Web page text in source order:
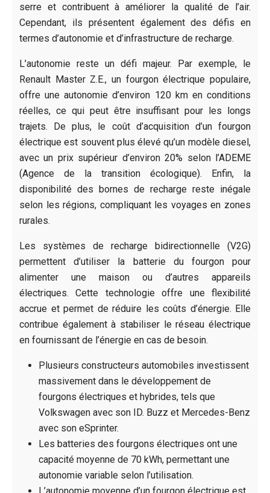
serre et contribuent à améliorer la qualité de l’air.
Cependant, ils présentent également des défis en
termes d’autonomie et d’infrastructure de recharge.
L’autonomie reste un défi majeur. Par exemple, le
Renault Master Z.E., un fourgon électrique populaire,
offre une autonomie d’environ 120 km en conditions
réelles, ce qui peut être insuffisant pour les longs
trajets. De plus, le coût d’acquisition d’un fourgon
électrique est souvent plus élevé qu’un modèle diesel,
avec un prix supérieur d’environ 20% selon l’ADEME
(Agence de la transition écologique). Enfin, la
disponibilité des bornes de recharge reste inégale
selon les régions, compliquant les voyages en zones
rurales.
Les systèmes de recharge bidirectionnelle (V2G)
permettent d’utiliser la batterie du fourgon pour
alimenter une maison ou d’autres appareils
électriques. Cette technologie offre une flexibilité
accrue et permet de réduire les coûts d’énergie. Elle
contribue également à stabiliser le réseau électrique
en fournissant de l’énergie en cas de besoin.
Plusieurs constructeurs automobiles investissent
massivement dans le développement de
fourgons électriques et hybrides, tels que
Volkswagen avec son ID. Buzz et Mercedes-Benz
avec son eSprinter.
Les batteries des fourgons électriques ont une
capacité moyenne de 70 kWh, permettant une
autonomie variable selon l’utilisation.